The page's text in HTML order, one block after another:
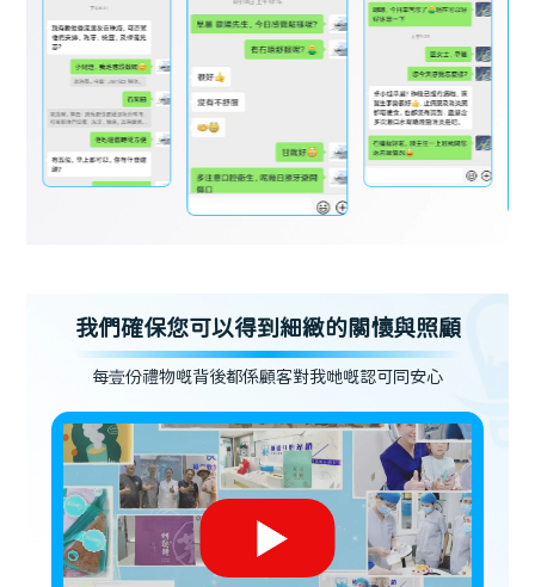
我們確保您可以得到細緻的關懷與照顧
每壹份禮物嘅背後都係顧客對我哋嘅認可同安心